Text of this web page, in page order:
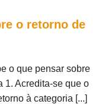
o retorno de
o que pensar sobre
1. Acredita-se que o
à categoria [...]